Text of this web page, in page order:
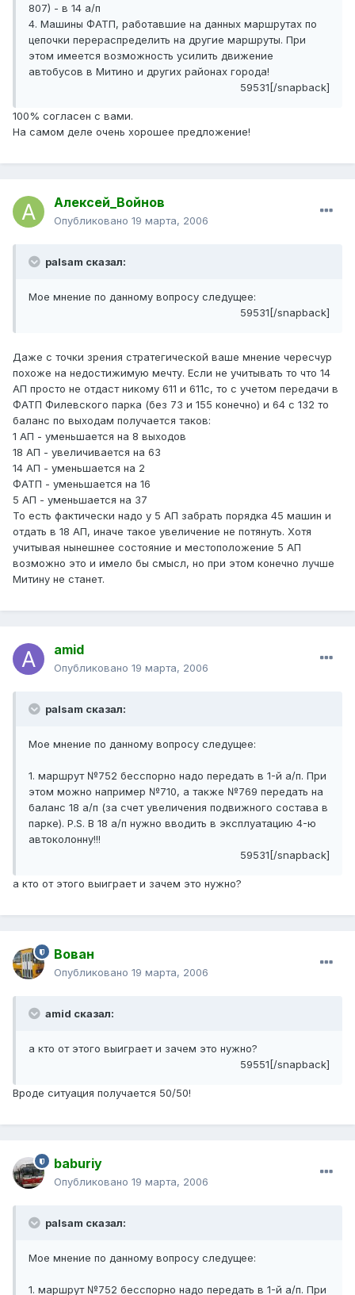
807) - в 14 а/п
4. Машины ФАТП, работавшие на данных маршрутах по
цепочки перераспределить на другие маршруты. При
этом имеется возможность усилить движение
автобусов в Митино и других районах города!
59531[/snapback]
100% согласен с вами.
На самом деле очень хорошее предложение!
Алексей_Войнов
Опубликовано 19 марта, 2006
palsam сказал:
Мое мнение по данному вопросу следущее:
59531[/snapback]
Даже с точки зрения стратегической ваше мнение чересчур
похоже на недостижимую мечту. Если не учитывать то что 14
АП просто не отдаст никому 611 и 611с, то с учетом передачи в
ФАТП Филевского парка (без 73 и 155 конечно) и 64 с 132 то
баланс по выходам получается таков:
1 АП - уменьшается на 8 выходов
18 АП - увеличивается на 63
14 АП - уменьшается на 2
ФАТП - уменьшается на 16
5 АП - уменьшается на 37
То есть фактически надо у 5 АП забрать порядка 45 машин и
отдать в 18 АП, иначе такое увеличение не потянуть. Хотя
учитывая нынешнее состояние и местоположение 5 АП
возможно это и имело бы смысл, но при этом конечно лучше
Митину не станет.
amid
Опубликовано 19 марта, 2006
palsam сказал:
Мое мнение по данному вопросу следущее:
1. маршрут №752 бесспорно надо передать в 1-й а/п. При
этом можно например №710, а также №769 передать на
баланс 18 а/п (за счет увеличения подвижного состава в
парке). P.S. В 18 а/п нужно вводить в эксплуатацию 4-ю
автоколонну!!!
59531[/snapback]
а кто от этого выиграет и зачем это нужно?
Вован
Опубликовано 19 марта, 2006
amid сказал:
а кто от этого выиграет и зачем это нужно?
59551[/snapback]
Вроде ситуация получается 50/50!
baburiy
Опубликовано 19 марта, 2006
palsam сказал:
Мое мнение по данному вопросу следущее:
1. маршрут №752 бесспорно надо передать в 1-й а/п. При